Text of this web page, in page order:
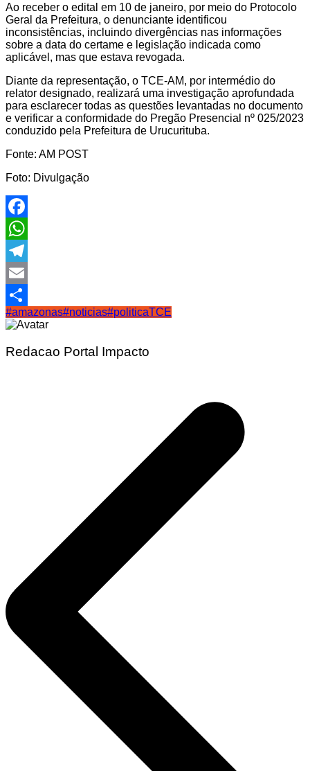
Ao receber o edital em 10 de janeiro, por meio do Protocolo
Geral da Prefeitura, o denunciante identificou
inconsistências, incluindo divergências nas informações
sobre a data do certame e legislação indicada como
aplicável, mas que estava revogada.
Diante da representação, o TCE-AM, por intermédio do
relator designado, realizará uma investigação aprofundada
para esclarecer todas as questões levantadas no documento
e verificar a conformidade do Pregão Presencial nº 025/2023
conduzido pela Prefeitura de Urucurituba.
Fonte: AM POST
Foto: Divulgação
Facebook
WhatsApp
Telegram
Email
Share
#amazonas#noticias#politicaTCE
Redacao Portal Impacto